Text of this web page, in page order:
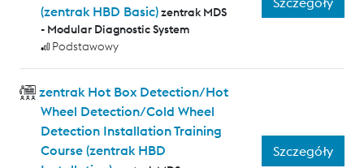
(zentrak HBD Basic)zentrak MDS
- Modular Diagnostic System
Podstawowy
zentrak Hot Box Detection/Hot
Wheel Detection/Cold Wheel
Detection Installation Training
Course (zentrak HBD
Szczegóły